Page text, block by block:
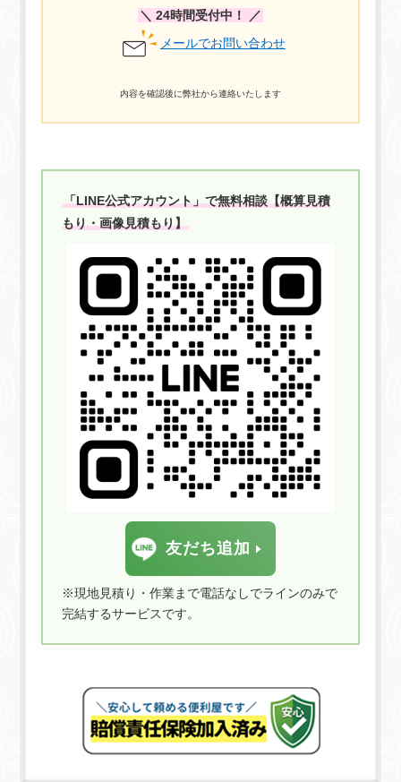
＼ 24時間受付中！ ／
メールでお問い合わせ
内容を確認後に弊社から連絡いたします
「LINE公式アカウント」で無料相談【概算見積
もり・画像見積もり】
友だち追加
※現地見積り・作業まで電話なしでラインのみで
完結するサービスです。